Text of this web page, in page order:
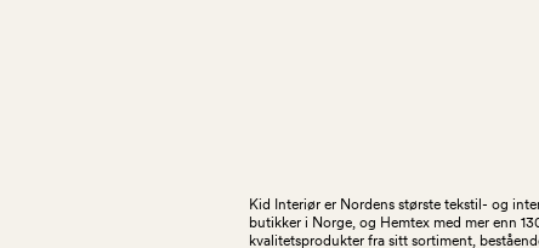
Kid Interiør er Nordens største tekstil- og
butikker i Norge, og Hemtex med mer enn
kvalitetsprodukter fra sitt sortiment,